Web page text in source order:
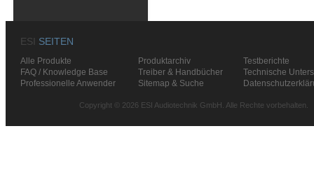
ESI SEITEN
Alle Produkte Produktarchiv
Testberichte
FAQ / Knowledge Base
Treiber & Handbücher
Technische
Professionelle Anwender
Sitemap & Suche
Copyright © 2026 ESI Audiotechnik GmbH. Alle Rechte vorbehalten.